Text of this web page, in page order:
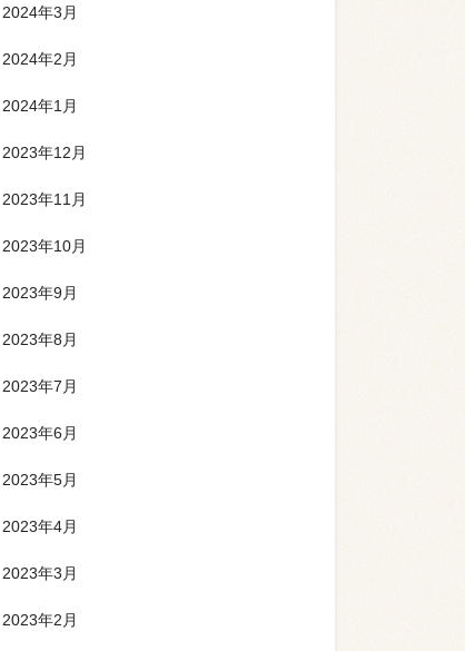
2024年3月
2024年2月
2024年1月
2023年12月
2023年11月
2023年10月
2023年9月
2023年8月
2023年7月
2023年6月
2023年5月
2023年4月
2023年3月
2023年2月